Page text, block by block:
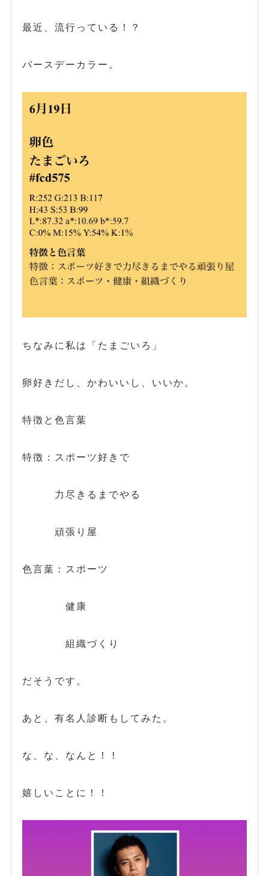
最近、流行っている！？
バースデーカラー。
ちなみに私は「たまごいろ」
卵好きだし、かわいいし、いいか。
特徴と色言葉
特徴：スポーツ好きで
力尽きるまでやる
頑張り屋
色言葉：スポーツ
健康
組織づくり
だそうです。
あと、有名人診断もしてみた。
な、な、なんと！！
嬉しいことに！！